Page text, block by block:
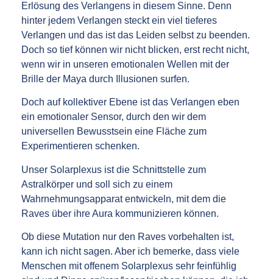
Erlösung des Verlangens in diesem Sinne. Denn
hinter jedem Verlangen steckt ein viel tieferes
Verlangen und das ist das Leiden selbst zu beenden.
Doch so tief können wir nicht blicken, erst recht nicht,
wenn wir in unseren emotionalen Wellen mit der
Brille der Maya durch Illusionen surfen.
Doch auf kollektiver Ebene ist das Verlangen eben
ein emotionaler Sensor, durch den wir dem
universellen Bewusstsein eine Fläche zum
Experimentieren schenken.
Unser Solarplexus ist die Schnittstelle zum
Astralkörper und soll sich zu einem
Wahrnehmungsapparat entwickeln, mit dem die
Raves über ihre Aura kommunizieren können.
Ob diese Mutation nur den Raves vorbehalten ist,
kann ich nicht sagen. Aber ich bemerke, dass viele
Menschen mit offenem Solarplexus sehr feinfühlig